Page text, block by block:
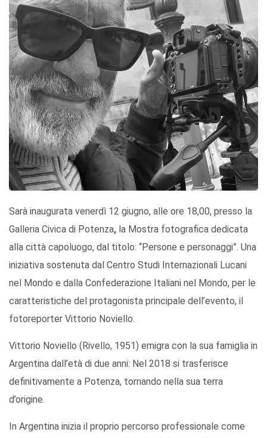
Sarà inaugurata venerdì 12 giugno, alle ore 18,00, presso la
Galleria Civica di Potenza, la Mostra fotografica dedicata
alla città capoluogo, dal titolo: “Persone e personaggi”. Una
iniziativa sostenuta dal Centro Studi Internazionali Lucani
nel Mondo e dalla Confederazione Italiani nel Mondo, per le
caratteristiche del protagonista principale dell’evento, il
fotoreporter Vittorio Noviello.
Vittorio Noviello (Rivello, 1951) emigra con la sua famiglia in
Argentina dall’età di due anni: Nel 2018 si trasferisce
definitivamente a Potenza, tornando nella sua terra
d’origine.
In Argentina inizia il proprio percorso professionale come